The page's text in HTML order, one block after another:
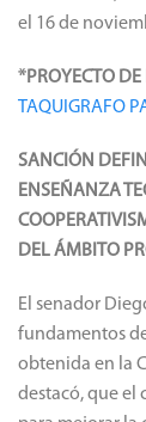
el 16 de
TAQUIGRAFO
SANCIÓN
ENSEÑANZA
DEL ÁMBITO
El senador
fundamentos
obtenida en la